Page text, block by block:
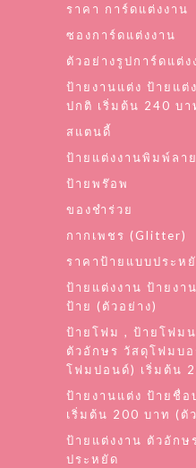
ราคา การ์ดแต่งงาน
ซองการ์ดแต่งงาน
ตัวอย่างรูปการ์ดแต่ง
ป้ายงานแต่ง ป้ายแต่
ปกติ เริ่มต้น 240 บา
สแตนดี้
ป้ายแต่งงานพิมพ์ลา
ป้ายพร๊อพ
ของชำร่วย
กากเพชร (Glitter)
ราคาป้ายแบบประห
ป้ายแต่งงาน ป้ายง
ป้าย (ตัวอย่าง)
ป้ายโฟม , ป้ายโฟม
ตัวอักษร วัสดุโฟมบ
โฟมปอนด์) เริ่มต้น
ป้ายงานแต่ง ป้ายชื่อ
เริ่มต้น 200 บาท (ตั
ป้ายแต่งงาน ตัวอักษ
ประหยัด